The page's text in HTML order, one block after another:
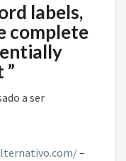
labels,
complete
–